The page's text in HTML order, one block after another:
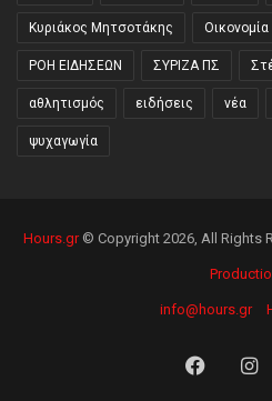
Κυριάκος Μητσοτάκης Οικονομία
ΡΟΗ ΕΙΔΗΣΕΩΝ ΣΥΡΙΖΑ ΠΣ
αθλητισμός ειδήσεις νέα
ψυχαγωγία
Hours.gr© Copyright 2026, All Rights
info@hours.gr